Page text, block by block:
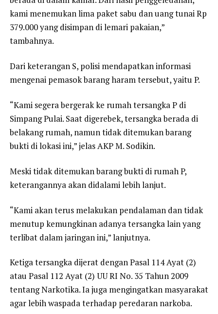
kami menemukan lima paket sabu dan uang tunai Rp
379.000 yang disimpan di lemari pakaian,”
tambahnya.
Dari keterangan S, polisi mendapatkan informasi
mengenai pemasok barang haram tersebut, yaitu P.
“Kami segera bergerak ke rumah tersangka P di
Simpang Pulai. Saat digerebek, tersangka berada di
belakang rumah, namun tidak ditemukan barang
bukti di lokasi ini,” jelas AKP M. Sodikin.
Meski tidak ditemukan barang bukti di rumah P,
keterangannya akan didalami lebih lanjut.
“Kami akan terus melakukan pendalaman dan tidak
menutup kemungkinan adanya tersangka lain yang
terlibat dalam jaringan ini,” lanjutnya.
Ketiga tersangka dijerat dengan Pasal 114 Ayat (2)
atau Pasal 112 Ayat (2) UU RI No. 35 Tahun 2009
tentang Narkotika. Ia juga mengingatkan masyarakat
agar lebih waspada terhadap peredaran narkoba.